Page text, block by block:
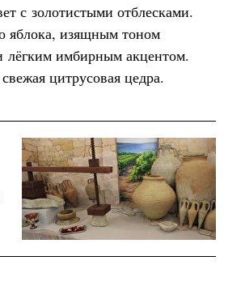
с золотистыми отблесками.
яблока, изящным тоном
лёгким имбирным акцентом.
цитрусовая цедра.